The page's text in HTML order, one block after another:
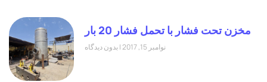
مخزن تحت فشار با تحمل فشار 20 بار
نوامبر 15, 2017 بدون دیدگاه